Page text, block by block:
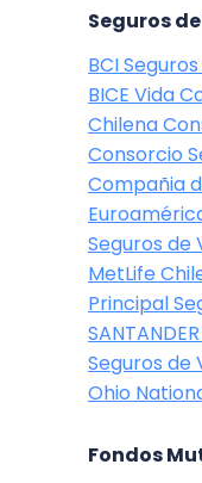
Seguros
BCI
BICE Vida
Chilena
Consorcio
Compañia
Seguros de
MetLife
Principal
Seguros de
Ohio
Fondos